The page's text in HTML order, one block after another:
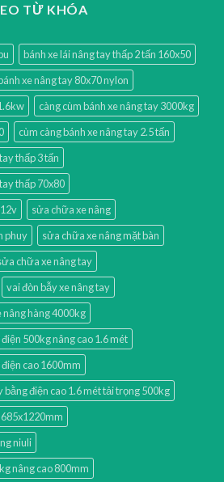
TỪ KHÓA
bánh xe lái nâng tay thấp 2 tấn 160x50
xe nâng tay 80x70 nylon
càng cùm bánh xe nâng tay 3000kg
cùm càng bánh xe nâng tay 2.5 tấn
thấp 3 tấn
thấp 70x80
sửa chữa xe nâng
phuy
sửa chữa xe nâng mặt bàn
chữa xe nâng tay
vai đòn bẫy xe nâng tay
nâng hàng 4000kg
500kg nâng cao 1.6 mét
cao 1600mm
bằng điện cao 1.6 mét tải trọng 500kg
niuli
nâng cao 800mm